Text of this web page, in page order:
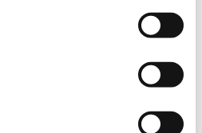
sulla tua posizione
di qualche
scansionandolo
di ferite o